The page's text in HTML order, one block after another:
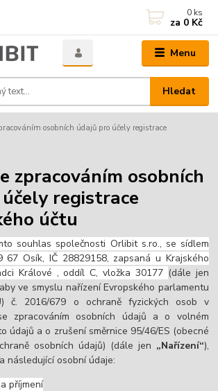
Menu
Hledat
0 ks
za 0 Kč
osobních údajů pro účely registrace
zpracováním osobních
registrace
účtu
souhlas společnosti Orlibit s.ro., se sídlem
67 Osík, IČ 28829158, zapsaná u Krajského
Králové , oddíl C, vložka 30177 (dále jen
ve smyslu nařízení Evropského parlamentu
č. 2016/679 o ochraně fyzických osob v
zpracováním osobních údajů a o volném
údajů a o zrušení směrnice 95/46/ES (obecné
osobních údajů) (dále jen „Nařízení“),
následující osobní údaje:
příjmení